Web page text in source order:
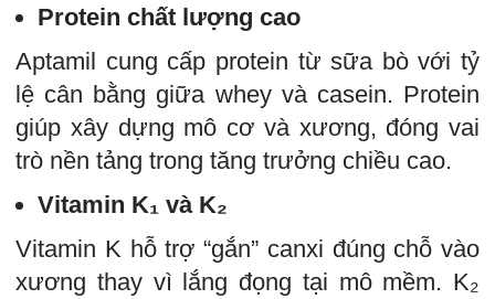
Protein chất lượng cao
Aptamil cung cấp protein từ sữa bò với tỷ
lệ cân bằng giữa whey và casein. Protein
giúp xây dựng mô cơ và xương, đóng vai
trò nền tảng trong tăng trưởng chiều cao.
Vitamin K₁ và K₂
Vitamin K hỗ trợ “gắn” canxi đúng chỗ vào
xương thay vì lắng đọng tại mô mềm. K₂